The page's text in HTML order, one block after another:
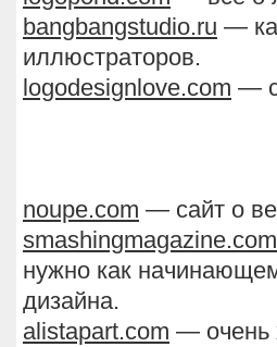
bangbangstudio.ru —
иллюстраторов.
logodesignlove.com —
noupe.com — сайт о
smashingmagazine.com
нужно как
дизайна.
alistapart.com — очень